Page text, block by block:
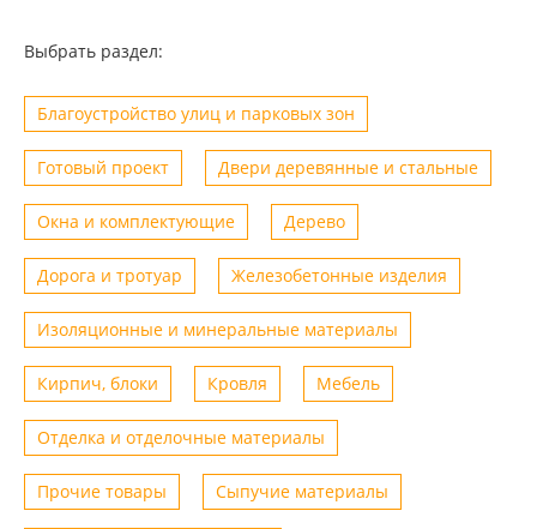
Выбрать раздел:
Благоустройство улиц и парковых зон
Готовый проект Двери деревянные и стальные
Окна и комплектующие Дерево
Дорога и тротуар Железобетонные изделия
Изоляционные и минеральные материалы
Кирпич, блоки Кровля Мебель
Отделка и отделочные материалы
Прочие товары Сыпучие материалы